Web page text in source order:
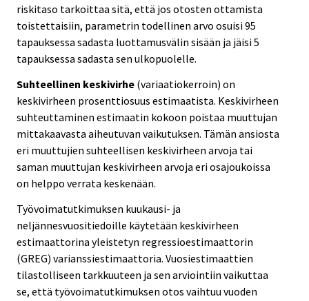
riskitaso tarkoittaa sitä, että jos otosten ottamista
toistettaisiin, parametrin todellinen arvo osuisi 95
tapauksessa sadasta luottamusvälin sisään ja jäisi 5
tapauksessa sadasta sen ulkopuolelle.
Suhteellinen keskivirhe (variaatiokerroin) on
keskivirheen prosenttiosuus estimaatista. Keskivirheen
suhteuttaminen estimaatin kokoon poistaa muuttujan
mittakaavasta aiheutuvan vaikutuksen. Tämän ansiosta
eri muuttujien suhteellisen keskivirheen arvoja tai
saman muuttujan keskivirheen arvoja eri osajoukoissa
on helppo verrata keskenään.
Työvoimatutkimuksen kuukausi- ja
neljännesvuositiedoille käytetään keskivirheen
estimaattorina yleistetyn regressioestimaattorin
(GREG) varianssiestimaattoria. Vuosiestimaattien
tilastolliseen tarkkuuteen ja sen arviointiin vaikuttaa
se, että työvoimatutkimuksen otos vaihtuu vuoden